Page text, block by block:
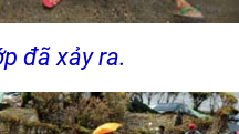
đã xảy ra.